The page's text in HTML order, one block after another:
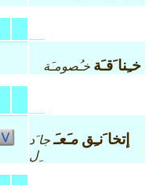
خـِنا َقـَة خـُصومـَة
إتخا َنـِقمـَعـَ جا َد
ِل